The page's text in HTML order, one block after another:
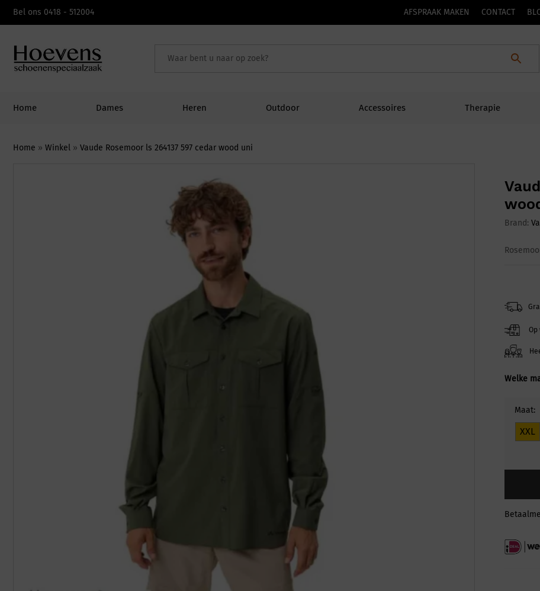
Bel ons 0418 - 512004 AFSPRAAK MAKEN CONTACT
Home Dames Heren Outdoor Accessoires Therapie
Home » Winkel » Vaude Rosemoor ls 264137 597 cedar wood uni
Brand:
Op
Welke
Maat:
XXL